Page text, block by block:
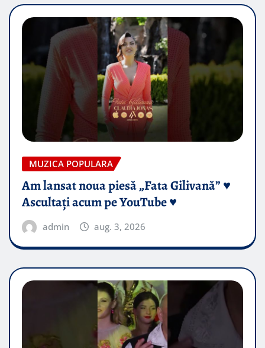
MUZICA POPULARA
Am lansat noua piesă „Fata Gilivană” ♥️
Ascultați acum pe YouTube ♥️
admin aug. 3, 2026